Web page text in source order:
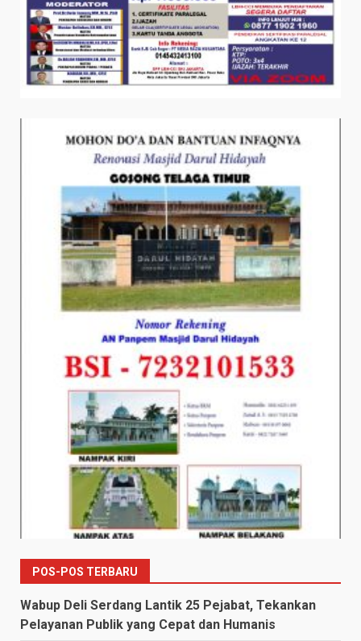
POS-POS TERBARU
Wabup Deli Serdang Lantik 25 Pejabat, Tekankan
Pelayanan Publik yang Cepat dan Humanis